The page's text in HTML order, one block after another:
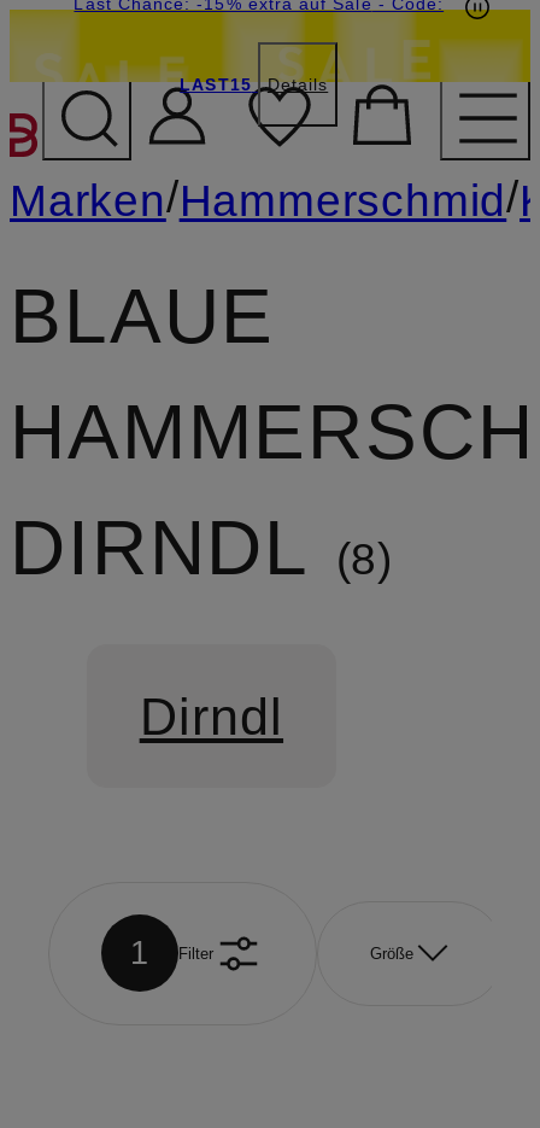
ZUM HAUPTINHALT
LAST15 Details
Marken/Hammerschmid/
BLAUE
DIRNDL
8
Dirndl
1 Filter Größe